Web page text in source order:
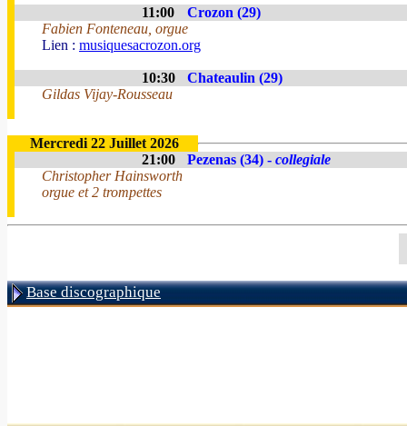
11:00
Crozon (29)
Fabien Fonteneau, orgue
Lien : musiquesacrozon.org
10:30
Chateaulin (29)
Gildas Vijay-Rousseau
Mercredi 22 Juillet 2026
21:00
Pezenas (34) - collegiale
Christopher Hainsworth
orgue et 2 trompettes
Base discographique